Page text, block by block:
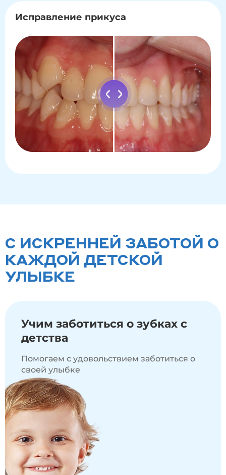
Исправление прикуса
С ИСКРЕННЕЙ ЗАБОТОЙ О
КАЖДОЙ ДЕТСКОЙ
УЛЫБКЕ
Учим заботиться о зубках с
детства
Помогаем с удовольствием заботиться о
своей улыбке